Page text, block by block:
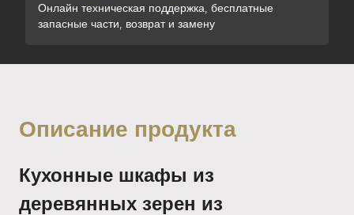
Онлайн техническая поддержка, бесплатные
запасные части, возврат и замену
Описание продукта
Кухонные шкафы из
деревянных зерен из